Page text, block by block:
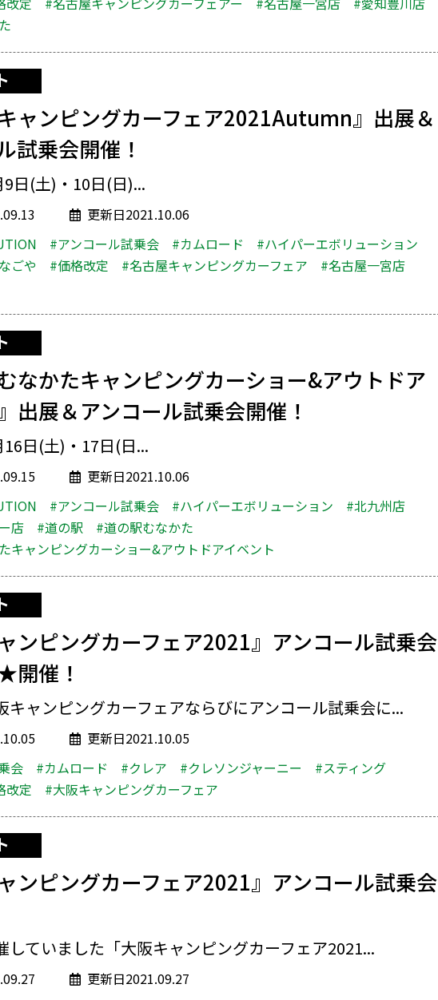
キャンピングカーフェア2021Autumn』出展＆
試乗会開催！
日(土)・10日(日)...
更新日2021.10.06
#アンコール試乗会 #カムロード
#ハイパーエボリューション
ごや
#価格改定 #名古屋キャンピングカーフェア
#名古屋一宮店
むなかたキャンピングカーショー&アウトドア
出展＆アンコール試乗会開催！
日(土)・17日(日...
更新日2021.10.06
#アンコール試乗会 #ハイパーエボリューション
#北九州店
店
#道の駅
#道の駅むなかた
キャンピングカーショー&アウトドアイベント
ャンピングカーフェア2021』アンコール試乗会
催！
キャンピングカーフェアならびにアンコール試乗会に...
更新日2021.10.05
会
#カムロード #クレア #クレソンジャーニー
#スティング
改定 #大阪キャンピングカーフェア
ャンピングカーフェア2021』アンコール試乗会
していました「大阪キャンピングカーフェア2021...
更新日2021.09.27